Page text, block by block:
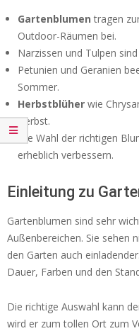
Gartenblumen tragen
Outdoor-Räumen bei.
Narzissen und Tulpen
Petunien und Geranien
Sommer.
Herbstblüher wie
Herbst.
Die Wahl der richtigen
erheblich verbessern.
Einleitung zu
Gartenblumen sind sehr
Außenbereichen. Sie sehen
den Garten auch
Dauer, Farben und den
Die richtige Auswahl kann
wird er zum tollen Ort zum